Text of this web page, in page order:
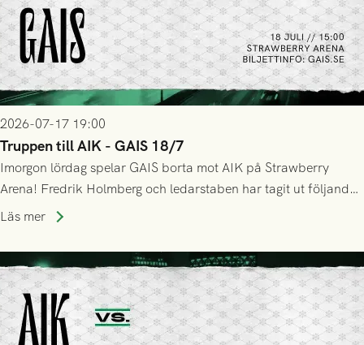
2026-07-17 19:00
Truppen till AIK - GAIS 18/7
Imorgon lördag spelar GAIS borta mot AIK på Strawberry
Arena! Fredrik Holmberg och ledarstaben har tagit ut följande
trupp till matchen:
Läs mer